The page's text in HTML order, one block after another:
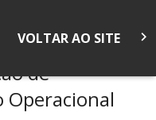
VOLTAR AO SITE keyboard_arrow_right
de